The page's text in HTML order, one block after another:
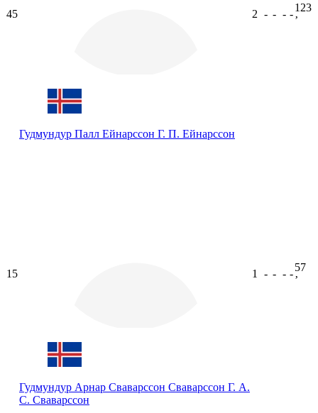
45
Гудмундур Палл Ейнарссон Г. П. Ейнарссон
2 - - - -
123
ʼ
15
Гудмундур Арнар Сваварссон Сваварссон Г. А.
С. Сваварссон
1 - - - -
57
ʼ